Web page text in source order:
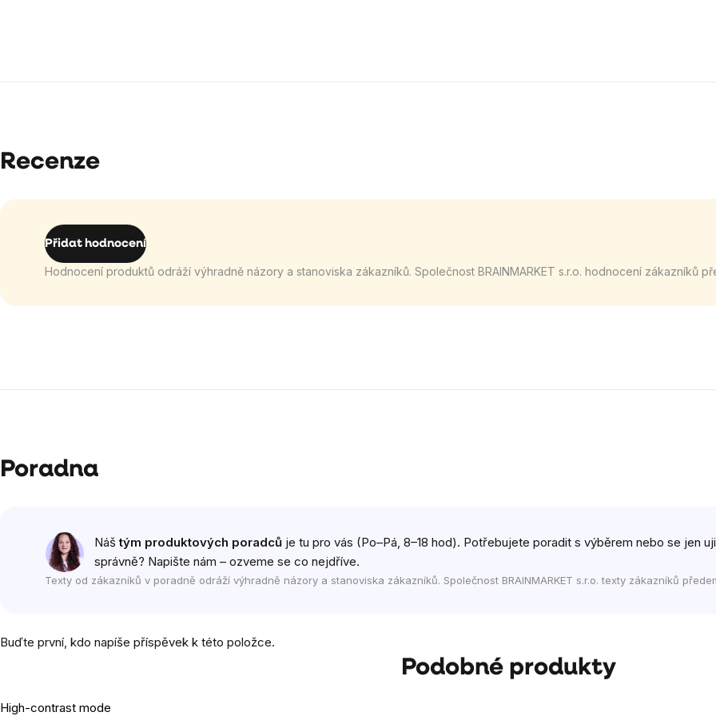
Recenze
Přidat hodnocení
Hodnocení produktů odráží výhradně názory a stanoviska zákazníků. Společnost BRAINMARKET s.r.o. hodnocení zákazníků
Poradna
Náštým produktových poradců je tu pro vás (Po–Pá, 8–18 hod). Potřebujete poradit s výběrem nebo se jen
správně? Napište nám – ozveme se co nejdříve.
Texty od zákazníků v poradně odráží výhradně názory a stanoviska zákazníků. Společnost BRAINMARKET s.r.o. texty zákazníků
Buďte první, kdo napíše příspěvek k této položce.
Podobné produkty
High-contrast mode